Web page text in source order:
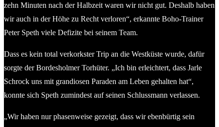
zehn Minuten nach der Halbzeit waren wir nicht gut. Deshalb haben
wir auch in der Höhe zu Recht verloren“, erkannte Boho-Trainer
Peter Speth viele Defizite bei seinem Team.
Dass es kein total verkorkster Trip an die Westküste wurde, dafür
sorgte der Bordesholmer Torhüter. „Ich bin erleichtert, dass Jarle
Schrock uns mit grandiosen Paraden am Leben gehalten hat“,
konnte sich Speth zumindest auf seinen Schlussmann verlassen.
„Wir haben nur phasenweise gezeigt, dass wir ebenbürtig sein